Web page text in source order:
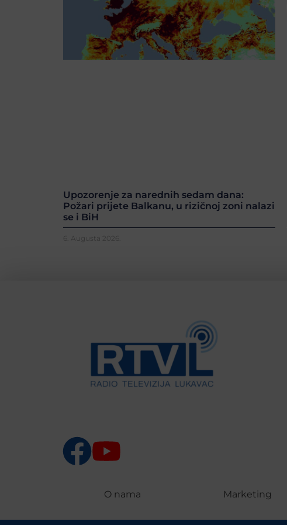
Upozorenje za narednih sedam dana:
Požari prijete Balkanu, u rizičnoj zoni nalazi
se i BiH
6. Augusta 2026.
O nama Marketing